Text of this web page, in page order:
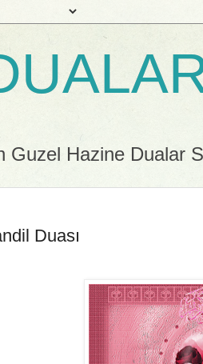
Guzel Hazine Dualar
Duası